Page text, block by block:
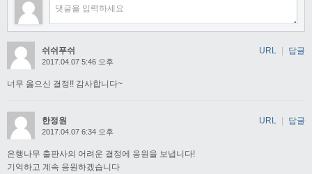
쉬쉬푸쉬
2017.04.07 5:46 오후
너무 옳으신 결정!! 감사합니다~
URL | 답글
한정원
2017.04.07 6:34 오후
은행나무 출판사의 어려운 결정에 응원을 보냅니다!
기억하고 계속 응원하겠습니다
URL | 답글